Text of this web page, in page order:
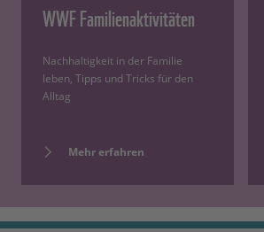
WWF Familienaktivitäten
Nachhaltigkeit in der Familie
leben, Tipps und Tricks für den
Alltag
Mehr erfahren